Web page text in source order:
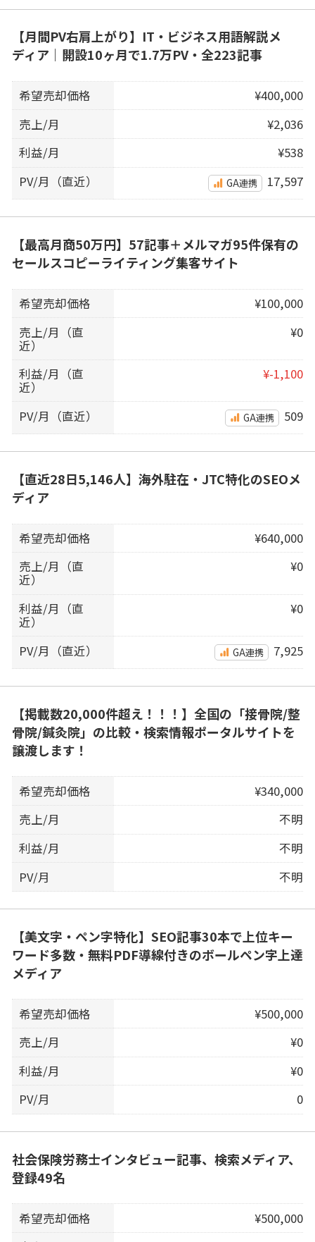
【月間PV右肩上がり】IT・ビジネス用語解説メ
ディア｜開設10ヶ月で1.7万PV・全223記事
希望売却価格
¥400,000
売上/月
¥2,036
利益/月
¥538
PV/月（直近）
GA連携 17,597
【最高月商50万円】57記事＋メルマガ95件保有の
セールスコピーライティング集客サイト
希望売却価格
¥100,000
売上/月（直
近）
¥0
利益/月（直
近）
¥-1,100
PV/月（直近） GA連携 509
【直近28日5,146人】海外駐在・JTC特化のSEOメ
ディア
希望売却価格
¥640,000
売上/月（直
近）
¥0
利益/月（直
近）
¥0
PV/月（直近） GA連携 7,925
【掲載数20,000件超え！！！】全国の「接骨院/整
骨院/鍼灸院」の比較・検索情報ポータルサイトを
譲渡します！
希望売却価格
¥340,000
売上/月
不明
利益/月
不明
PV/月
不明
【美文字・ペン字特化】SEO記事30本で上位キー
ワード多数・無料PDF導線付きのボールペン字上達
メディア
希望売却価格
¥500,000
売上/月
¥0
利益/月
¥0
PV/月
0
社会保険労務士インタビュー記事、検索メディア、
登録49名
希望売却価格
¥500,000